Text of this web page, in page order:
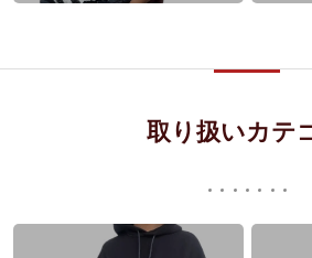
取り扱いカテ